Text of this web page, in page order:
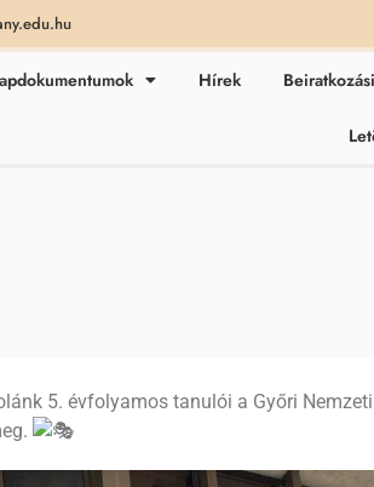
Hírek
5. évfolyamos tanulói a Győri Nemzeti